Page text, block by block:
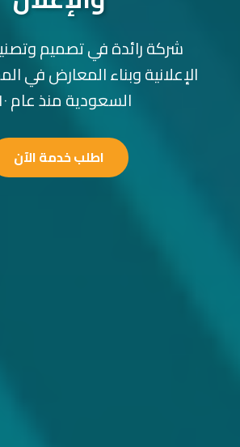
شركة رائدة في تصميم
الإعلانية وبناء المعارض في
السعودية منذ عام ٢٠١٠
اطلب خدمة الآن